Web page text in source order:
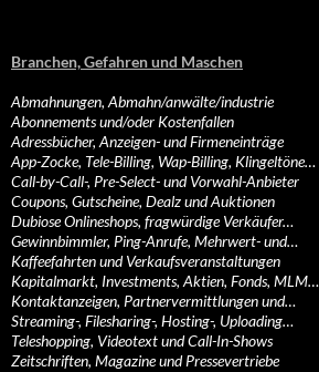
Branchen, Gefahren und Maschen
Abmahnungen, Abmahn/anwälte/industrie
Abonnements und/oder Kostenfallen
Adressbücher, Anzeigen- und Firmeneinträge
App-Zocke, Tele-Billing, Wap-Billing, Klingeltöne…
Call-by-Call-, Pre-Select- und Vorwahl-Anbieter
Coupons, Gutscheine, Dealz und Auktionen
Dubiose Onlineshops, fragwürdige Verkäufer…
Gewinnbimmler, Ping-Anrufe, Mehrwert- und…
Kaffeefahrten und Verkaufsveranstaltungen
Kapitalmarkt, Investments, Aktien, Fonds, MLM…
Kontaktanzeigen, Partnervermittlungen und…
Streaming-, Filesharing-, Hosting-, Uploading…
Teleshopping, Videotext und Call-In-Shows
Zeitschriften, Magazine und Pressevertriebe